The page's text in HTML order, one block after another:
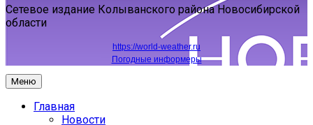
Сетевое издание Колыванского района Новосибирской
области
https://world-weather.ru
Погодные информеры
Меню
Главная
Новости